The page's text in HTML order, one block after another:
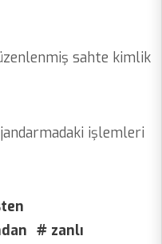
sahte kimlik
işlemleri
# zanlı